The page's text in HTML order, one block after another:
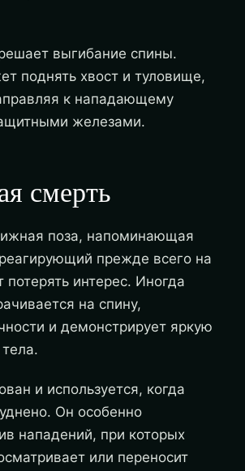
выгибание спины.
поднять хвост и туловище,
к нападающему
железами.
смерть
поза, напоминающая
прежде всего на
интерес. Иногда
на спину,
и демонстрирует яркую
и используется, когда
Он особенно
нападений, при которых
или переносит